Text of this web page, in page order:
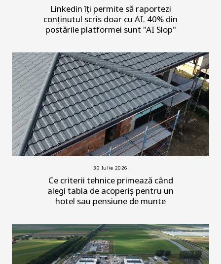
Linkedin îți permite să raportezi
conținutul scris doar cu AI. 40% din
postările platformei sunt "AI Slop"
30 Iulie 2026
Ce criterii tehnice primează când
alegi tabla de acoperiș pentru un
hotel sau pensiune de munte